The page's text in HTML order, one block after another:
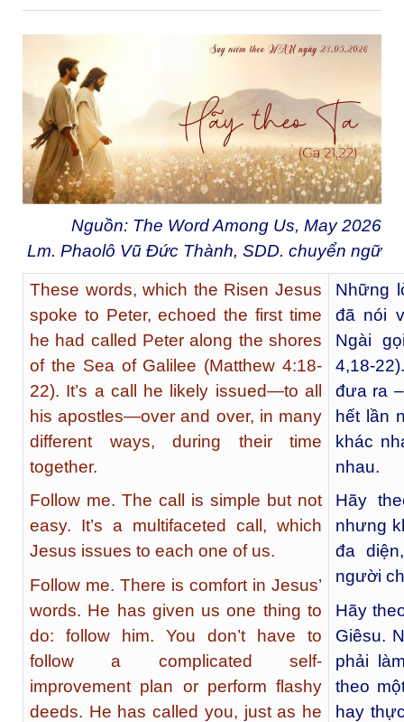
Nguồn: The Word Among Us, May 2026
Lm. Phaolô Vũ Đức Thành, SDD. chuyển ngữ
These words, which the Risen Jesus
spoke to Peter, echoed the first time
he had called Peter along the shores
of the Sea of Galilee (Matthew 4:18-
22). It’s a call he likely issued—to all
his apostles—over and over, in many
different ways, during their time
together.
Follow me. The call is simple but not
easy. It’s a multifaceted call, which
Jesus issues to each one of us.
Follow me. There is comfort in Jesus’
words. He has given us one thing to
do: follow him. You don’t have to
follow a complicated self-
improvement plan or perform flashy
deeds. He has called you, just as he
Những
đã nói
Ngài
4,18-
đưa ra
hết lần
khác
nhau.
Hãy
nhưng
đa
người
Hãy
Giêsu.
phải
theo
hay